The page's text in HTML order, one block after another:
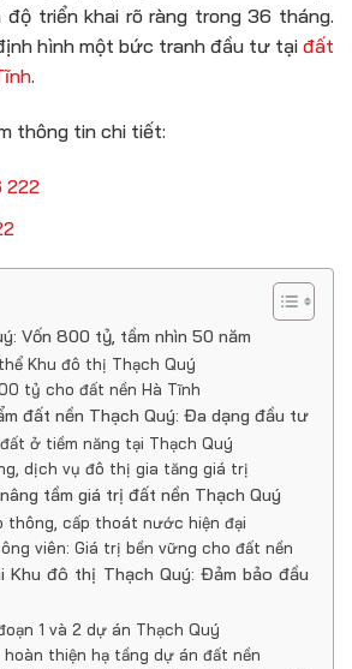
triển khai rõ ràng trong 36 tháng.
hình một bức tranh đầu tư tại đất
.
thông tin chi tiết:
222
Vốn 800 tỷ, tầm nhìn 50 năm
Khu đô thị Thạch Quý
tỷ cho đất nền Hà Tĩnh
đất nền Thạch Quý: Đa dạng đầu tư
ở tiềm năng tại Thạch Quý
dịch vụ đô thị gia tăng giá trị
tầm giá trị đất nền Thạch Quý
thông, cấp thoát nước hiện đại
viên: Giá trị bền vững cho đất nền
Khu đô thị Thạch Quý: Đảm bảo đầu
1 và 2 dự án Thạch Quý
thiện hạ tầng dự án đất nền